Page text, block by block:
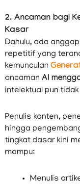
2. Ancaman bagi
Kasar
Dahulu, ada
repetitif yang
kemunculan
ancaman AI
intelektual pun
Penulis konten,
hingga
tingkat dasar kini
mampu:
Menulis